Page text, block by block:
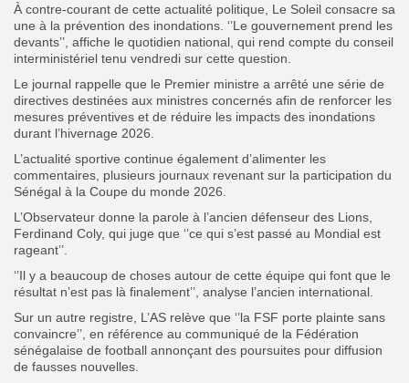
À contre-courant de cette actualité politique, Le Soleil consacre sa
une à la prévention des inondations. ‘’Le gouvernement prend les
devants’’, affiche le quotidien national, qui rend compte du conseil
interministériel tenu vendredi sur cette question.
Le journal rappelle que le Premier ministre a arrêté une série de
directives destinées aux ministres concernés afin de renforcer les
mesures préventives et de réduire les impacts des inondations
durant l’hivernage 2026.
L’actualité sportive continue également d’alimenter les
commentaires, plusieurs journaux revenant sur la participation du
Sénégal à la Coupe du monde 2026.
L’Observateur donne la parole à l’ancien défenseur des Lions,
Ferdinand Coly, qui juge que ‘’ce qui s’est passé au Mondial est
rageant’’.
‘’Il y a beaucoup de choses autour de cette équipe qui font que le
résultat n’est pas là finalement’’, analyse l’ancien international.
Sur un autre registre, L’AS relève que ‘’la FSF porte plainte sans
convaincre’’, en référence au communiqué de la Fédération
sénégalaise de football annonçant des poursuites pour diffusion
de fausses nouvelles.